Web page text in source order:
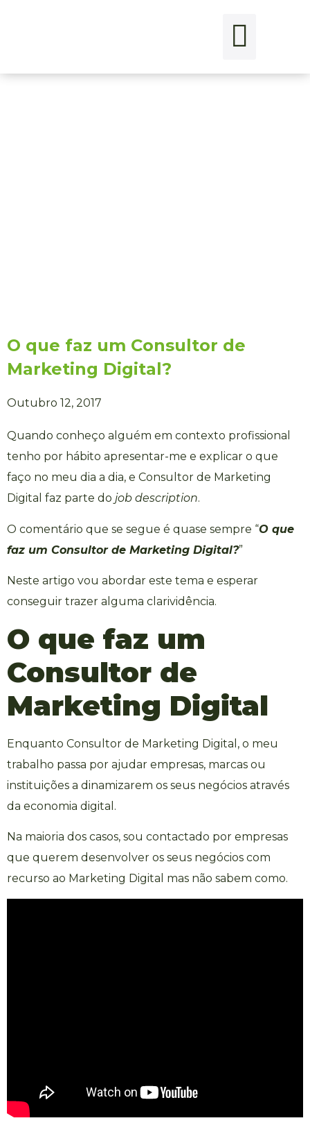
O que faz um Consultor de
Marketing Digital?
Outubro 12, 2017
Quando conheço alguém em contexto profissional
tenho por hábito apresentar-me e explicar o que
faço no meu dia a dia, e Consultor de Marketing
Digital faz parte do job description.
O comentário que se segue é quase sempre “O que
faz um Consultor de Marketing Digital?”
Neste artigo vou abordar este tema e esperar
conseguir trazer alguma clarividência.
O que faz um
Consultor de
Marketing Digital
Enquanto Consultor de Marketing Digital , o meu
trabalho passa por ajudar empresas, marcas ou
instituições a dinamizarem os seus negócios através
da economia digital.
Na maioria dos casos, sou contactado por empresas
que querem desenvolver os seus negócios com
recurso ao Marketing Digital mas não sabem como.